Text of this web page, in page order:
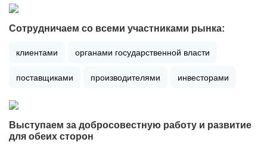
Сотрудничаем со всеми участниками рынка:
клиентами органами государственной власти
поставщиками производителями инвесторами
Выступаем за добросовестную работу и развитие
для обеих сторон